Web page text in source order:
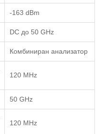
-163 dBm
DC до 50 GHz
Комбиниран анализатор
120 MHz
50 GHz
120 MHz